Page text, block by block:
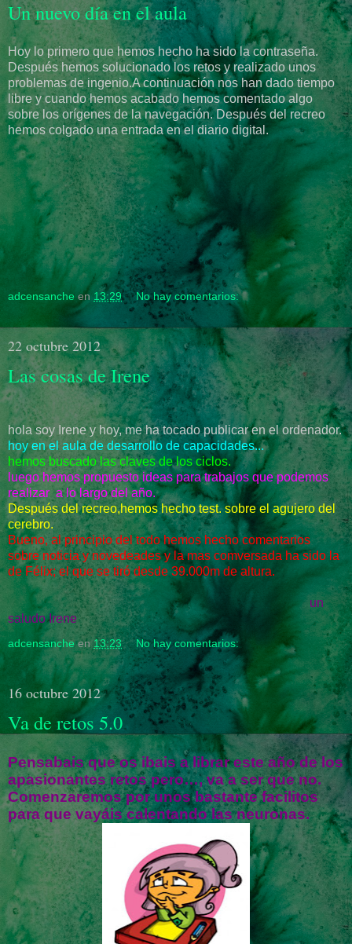
Un nuevo día en el aula
Hoy lo primero que hemos hecho ha sido la contraseña.
Después hemos solucionado los retos y realizado unos
problemas de ingenio.A continuación nos han dado tiempo
libre y cuando hemos acabado hemos comentado algo
sobre los orígenes de la navegación. Después del recreo
hemos colgado una entrada en el diario digital.
adcensanche en 13:29 No hay comentarios:
22 octubre 2012
Las cosas de Irene
hola soy Irene y hoy, me ha tocado publicar en el ordenador.
hoy en el aula de desarrollo de capacidades...
hemos buscado las claves de los ciclos.
luego hemos propuesto ideas para trabajos que podemos
realizar a lo largo del año.
Después del recreo,hemos hecho test. sobre el agujero del
cerebro.
Bueno, al principio del todo hemos hecho comentarios
sobre noticia y novedeades y la mas comversada ha sido la
de Félix; el que se tiró desde 39.000m de altura.
un
saludo Irene
adcensanche en13:23 No hay comentarios:
16 octubre 2012
Va de retos 5.0
Pensabais que os ibais a librar este año de los
apasionantes retos pero…, va a ser que no.
Comenzaremos por unos bastante facilitos
para que vayáis calentando las neuronas.